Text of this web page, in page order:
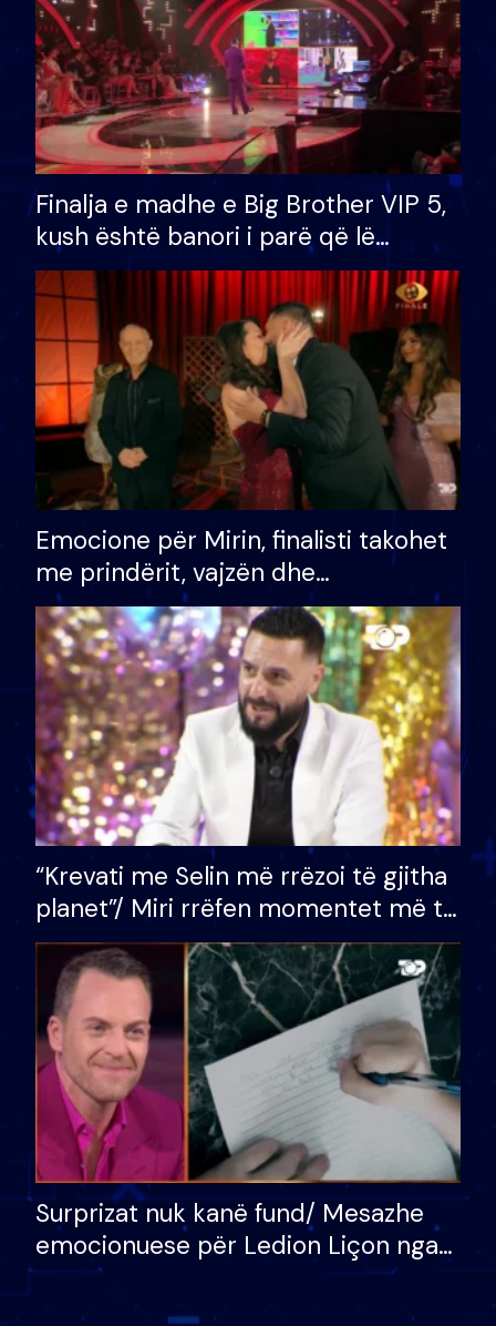
Finalja e madhe e Big Brother VIP 5,
kush është banori i parë që lë
shtëpinë dhe humb mundësinë për
të fituar çmimin e madh
Emocione për Mirin, finalisti takohet
me prindërit, vajzën dhe
bashkëshorten: S’kemi ndonjë letër
divorci apo jo?
“Krevati me Selin më rrëzoi të gjitha
planet”/ Miri rrëfen momentet më të
bukura në shtëpinë e BB VIP: Do më
mungojë zilja e mëngjesit kur…
Surprizat nuk kanë fund/ Mesazhe
emocionuese për Ledion Liçon nga
nëna dhe fëmijët e tij, moderatori
nuk i mban dot lotët: Nuk meritoj…